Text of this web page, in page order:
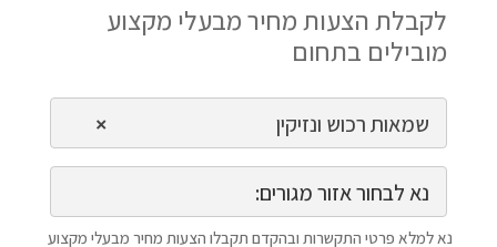
לקבלת הצעות מחיר מבעלי מקצוע
מובילים בתחום
× שמאות רכוש ונזיקין
נא לבחור אזור מגורים:
נא למלא פרטי התקשרות ובהקדם תקבלו הצעות מחיר מבעלי מקצוע